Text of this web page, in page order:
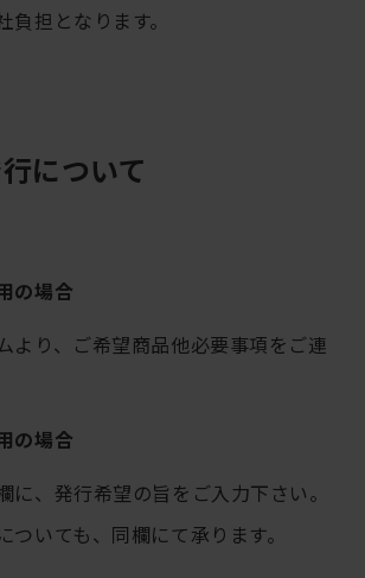
担となります。
について
の場合
より、ご希望商品他必要事項をご連
の場合
に、発行希望の旨をご入力下さい。
ついても、同欄にて承ります。